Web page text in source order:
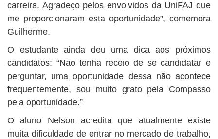
carreira. Agradeço pelos envolvidos da UniFAJ que
me proporcionaram esta oportunidade”, comemora
Guilherme.
O estudante ainda deu uma dica aos próximos
candidatos: “Não tenha receio de se candidatar e
perguntar, uma oportunidade dessa não acontece
frequentemente, sou muito grato pela Compasso
pela oportunidade.”
O aluno Nelson acredita que atualmente existe
muita dificuldade de entrar no mercado de trabalho,